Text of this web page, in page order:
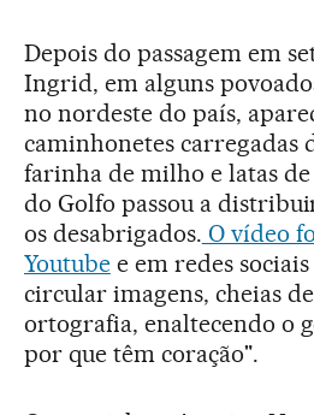
Depois do passagem em
Ingrid, em alguns
no nordeste do país,
caminhonetes carregadas
farinha de milho e latas
do Golfo passou a
os desabrigados. O vídeo
Youtubee em redes
circular imagens, cheias
ortografia, enaltecendo o
por que têm coração".